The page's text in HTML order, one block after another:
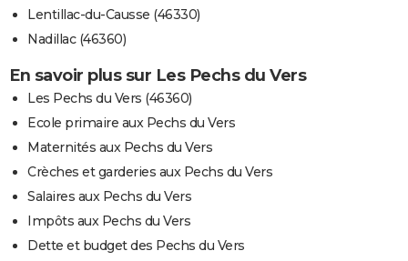
Lentillac-du-Causse (46330)
Nadillac (46360)
En savoir plus sur Les Pechs du Vers
Les Pechs du Vers (46360)
Ecole primaire aux Pechs du Vers
Maternités aux Pechs du Vers
Crèches et garderies aux Pechs du Vers
Salaires aux Pechs du Vers
Impôts aux Pechs du Vers
Dette et budget des Pechs du Vers